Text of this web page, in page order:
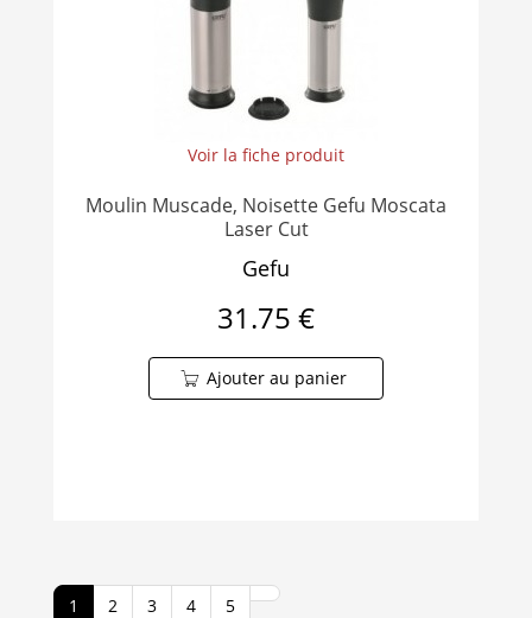
Voir la fiche produit
Moulin Muscade, Noisette Gefu Moscata
Laser Cut
Gefu
31.75 €
Ajouter au panier
1 2 3 4 5